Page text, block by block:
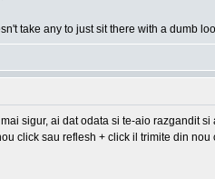
take any to just sit there with a dumb
sigur, ai dat odata si te-aio razgandit
click sau reflesh + click il trimite din nou